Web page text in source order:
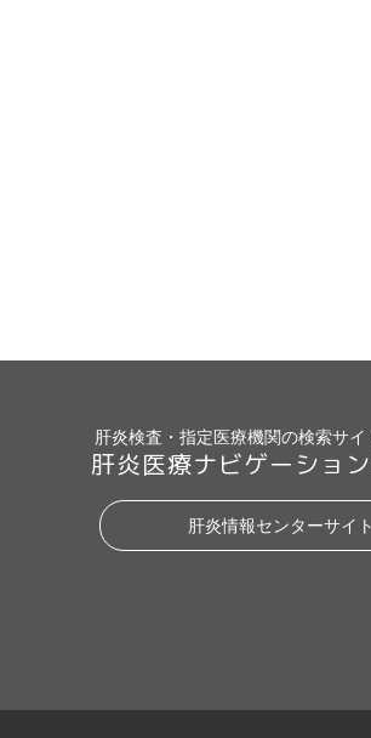
肝炎検査・指定医療機関の検索サイ
肝炎医療ナビゲーショ
肝炎情報センターサイト